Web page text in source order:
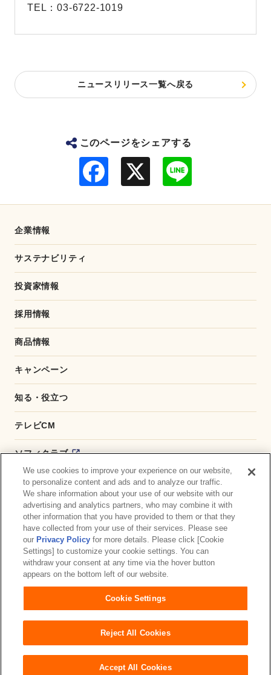
TEL：03-6722-1019
ニュースリリース一覧へ戻る
このページをシェアする
企業情報
サステナビリティ
投資家情報
採用情報
商品情報
キャンペーン
知る・役立つ
テレビCM
ソフィクラブ
かんたん応募サービス
ダイレクトショップ
商品取扱い店舗検索
お問い合わせ サイトマップ ウェブサイト利用規約
プライバシーポリシー 障がいの表記について
Copyright© Unicharm Corporation
We use cookies to improve your experience on our website,
to personalize content and ads and to analyze our traffic.
We share information about your use of our website with our
advertising and analytics partners, who may combine it with
other information that you have provided to them or that they
have collected from your use of their services. Please see
our Privacy Policy for more details. Please click [Cookie
Settings] to customize your cookie settings. You can
withdraw your consent at any time via the hover button
appears on the bottom left of our website.
Cookie Settings
Reject All Cookies
Accept All Cookies